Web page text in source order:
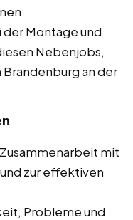
Montage und
Nebenjobs,
an der
mit
zur effektiven
Probleme und